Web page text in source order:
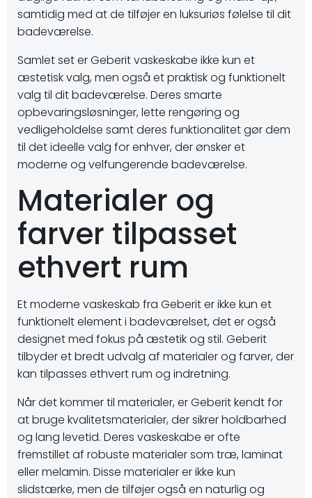
samtidig med at de tilføjer en luksuriøs følelse til dit
badeværelse.
Samlet set er Geberit vaskeskabe ikke kun et
æstetisk valg, men også et praktisk og funktionelt
valg til dit badeværelse. Deres smarte
opbevaringsløsninger, lette rengøring og
vedligeholdelse samt deres funktionalitet gør dem
til det ideelle valg for enhver, der ønsker et
moderne og velfungerende badeværelse.
Materialer og
farver tilpasset
ethvert rum
Et moderne vaskeskab fra Geberit er ikke kun et
funktionelt element i badeværelset, det er også
designet med fokus på æstetik og stil. Geberit
tilbyder et bredt udvalg af materialer og farver, der
kan tilpasses ethvert rum og indretning.
Når det kommer til materialer, er Geberit kendt for
at bruge kvalitetsmaterialer, der sikrer holdbarhed
og lang levetid. Deres vaskeskabe er ofte
fremstillet af robuste materialer som træ, laminat
eller melamin. Disse materialer er ikke kun
slidstærke, men de tilføjer også en naturlig og